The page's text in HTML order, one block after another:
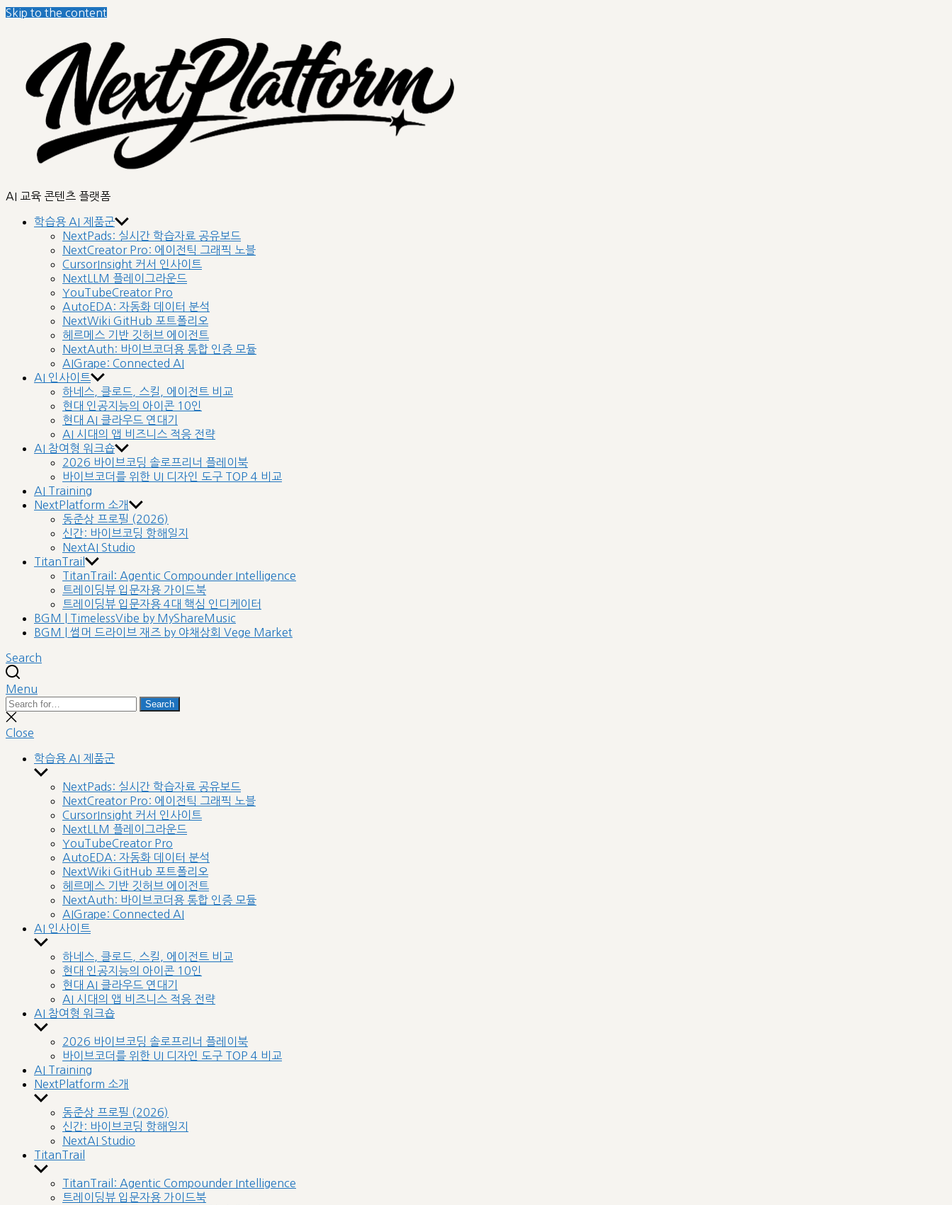
Skip to the content
AI 교육 콘텐츠 플랫폼
학습용 AI 제품군
NextPads: 실시간 학습자료 공유보드
NextCreator Pro: 에이전틱 그래픽 노블
CursorInsight 커서 인사이트
NextLLM 플레이그라운드
YouTubeCreator Pro
AutoEDA: 자동화 데이터 분석
NextWiki GitHub 포트폴리오
헤르메스 기반 깃허브 에이전트
NextAuth: 바이브코더용 통합 인증 모듈
AIGrape: Connected AI
AI 인사이트
하네스, 클로드, 스킬, 에이전트 비교
현대 인공지능의 아이콘 10인
현대 AI 클라우드 연대기
AI 시대의 앱 비즈니스 적응 전략
AI 참여형 워크숍
2026 바이브코딩 솔로프리너 플레이북
바이브코더를 위한 UI 디자인 도구 TOP 4 비교
AI Training
NextPlatform 소개
동준상 프로필 (2026)
신간: 바이브코딩 항해일지
NextAI Studio
TitanTrail
TitanTrail: Agentic Compounder Intelligence
트레이딩뷰 입문자용 가이드북
트레이딩뷰 입문자용 4대 핵심 인디케이터
BGM | TimelessVibe by MyShareMusic
BGM | 썸머 드라이브 재즈 by 야채상회 Vege Market
Search
Menu
Search
for:
Search
Close
search
Close
학습용 AI 제품군
Show
sub
menu
NextPads: 실시간 학습자료 공유보드
NextCreator Pro: 에이전틱 그래픽 노블
CursorInsight 커서 인사이트
NextLLM 플레이그라운드
YouTubeCreator Pro
AutoEDA: 자동화 데이터 분석
NextWiki GitHub 포트폴리오
헤르메스 기반 깃허브 에이전트
NextAuth: 바이브코더용 통합 인증 모듈
AIGrape: Connected AI
AI 인사이트
Show
sub
menu
하네스, 클로드, 스킬, 에이전트 비교
현대 인공지능의 아이콘 10인
현대 AI 클라우드 연대기
AI 시대의 앱 비즈니스 적응 전략
AI 참여형 워크숍
Show
sub
menu
2026 바이브코딩 솔로프리너 플레이북
바이브코더를 위한 UI 디자인 도구 TOP 4 비교
AI Training
NextPlatform 소개
Show
sub
menu
동준상 프로필 (2026)
신간: 바이브코딩 항해일지
NextAI Studio
TitanTrail
Show
sub
menu
TitanTrail: Agentic Compounder Intelligence
트레이딩뷰 입문자용 가이드북